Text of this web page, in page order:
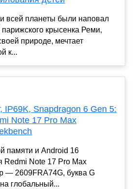
всей планеты были наповал
крысенка Реми,
природе, мечтает
к...
IP69K, Snapdragon 6 Gen 5:
Note 17 Pro Max
памяти и Android 16
Redmi Note 17 Pro Max
— 2609FRA74G, буква G
глобальный...